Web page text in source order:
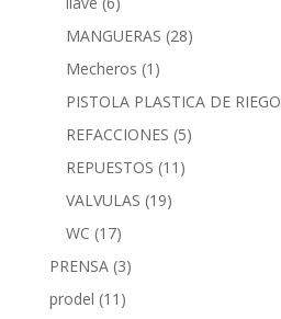
MANGUERAS (28)
Mecheros (1)
PISTOLA PLASTICA DE RIEGO
REFACCIONES (5)
REPUESTOS (11)
VALVULAS (19)
WC (17)
PRENSA (3)
prodel (11)